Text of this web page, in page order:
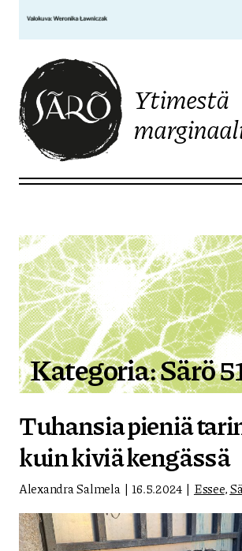
Ytimestä
Kategoria:Särö
Tuhansia pieniä
kuin kiviä kengässä
Alexandra Salmela 16.5.2024 Essee,